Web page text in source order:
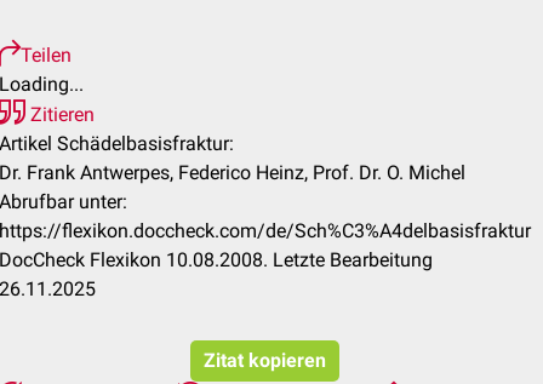
Teilen
Loading...
Zitieren
Artikel Schädelbasisfraktur:
Dr. Frank Antwerpes, Federico Heinz, Prof. Dr. O. Michel
Abrufbar unter:
https://flexikon.doccheck.com/de/Sch%C3%A4delbasisfraktur
DocCheck Flexikon 10.08.2008. Letzte Bearbeitung
26.11.2025
Zitat kopieren